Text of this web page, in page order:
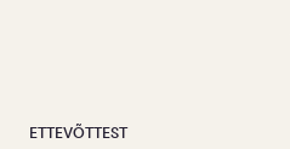
ETTEVÕTTEST